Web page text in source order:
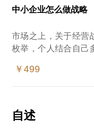
中小企业怎么做战略
市场之上，关于经营
枚举，个人结合自己
1、企业战略跟如何
2、战略最重要跟企
说话（运营数据）
￥499
自述